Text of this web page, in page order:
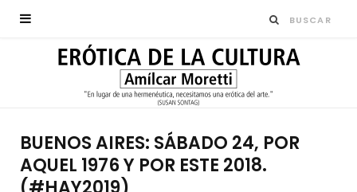
BUENOS AIRES: SÁBADO 24, POR
AQUEL 1976 Y POR ESTE 2018.